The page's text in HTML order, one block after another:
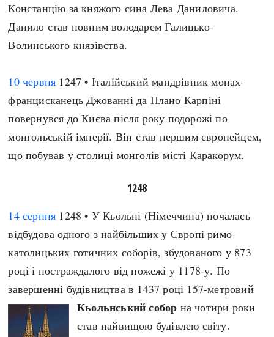
Констанцію за княжого сина Лева Даниловича.
Данило став повним володарем Галицько-
Волинського князівства.
10 червня 1247 • Італійський мандрівник монах-
францисканець Джованні да Плано Карпіні
повернувся до Києва після року подорожі по
монгольській імперії. Він став першим європейцем,
що побував у столиці монголів місті Каракорум.
1248
14 серпня 1248 • У Кьольні (Німеччина) почалась
відбудова одного з найбільших у Європі римо-
католицьких готичних соборів, збудованого у 873
році і постраждалого від пожежі у 1178-у. По
завершенні будівництва в 1437 році 157-метровий
Кьольнський собор на чотири роки
став найвищою будівлею світу.